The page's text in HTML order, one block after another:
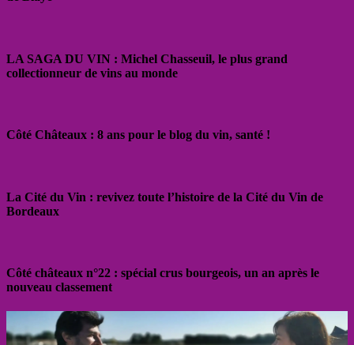
LA SAGA DU VIN : Michel Chasseuil, le plus grand
collectionneur de vins au monde
Côté Châteaux : 8 ans pour le blog du vin, santé !
La Cité du Vin : revivez toute l’histoire de la Cité du Vin de
Bordeaux
Côté châteaux n°22 : spécial crus bourgeois, un an après le
nouveau classement